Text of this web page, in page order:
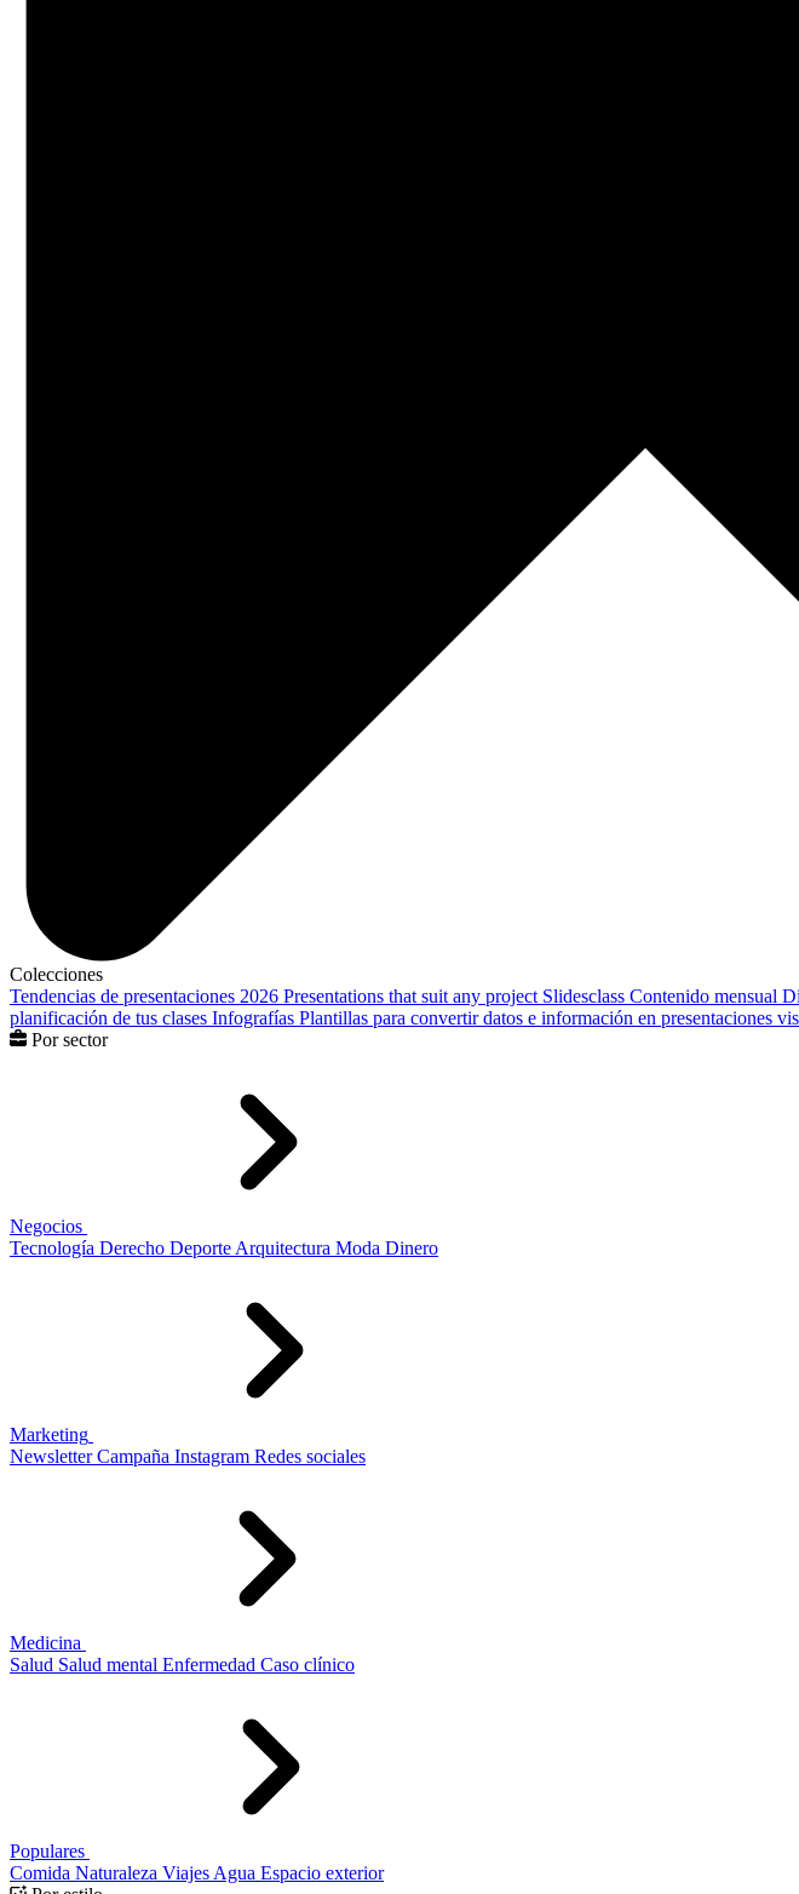
Colecciones
Tendencias de presentaciones 2026 Presentations that suit any project Slidesclass Contenido mensual
planificación de tus clases Infografías Plantillas para convertir datos e información en presentaciones
Por sector
Negocios
Tecnología Derecho Deporte Arquitectura Moda Dinero
Marketing
Newsletter Campaña Instagram Redes sociales
Medicina
Salud Salud mental Enfermedad Caso clínico
Populares
Comida Naturaleza Viajes Agua Espacio exterior